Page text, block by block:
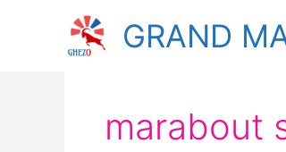
GRAND
marabout